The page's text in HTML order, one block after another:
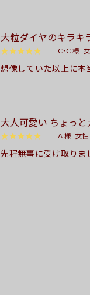
ました。 また何かあ
大粒ダイヤのキラキ
★★★★★ C・C 様
想像していた以上に本
大人可愛い ちょっ
★★★★★ A 様 女性
先程無事に受け取りま
りがとうございまし